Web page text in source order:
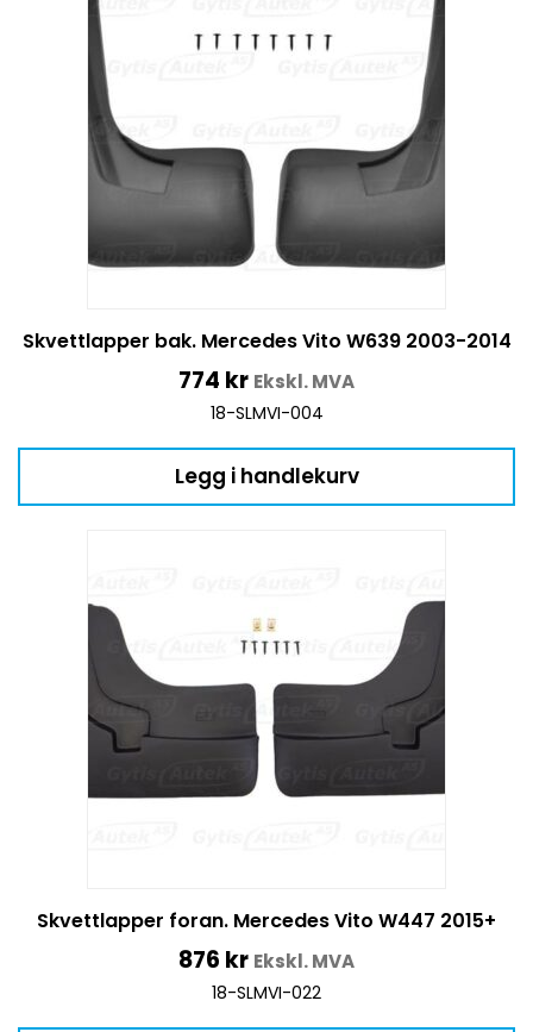
Skvettlapper bak. Mercedes Vito W639 2003-2014
774 kr Ekskl. MVA
18-SLMVI-004
Legg i handlekurv
Skvettlapper foran. Mercedes Vito W447 2015+
876 kr Ekskl. MVA
18-SLMVI-022